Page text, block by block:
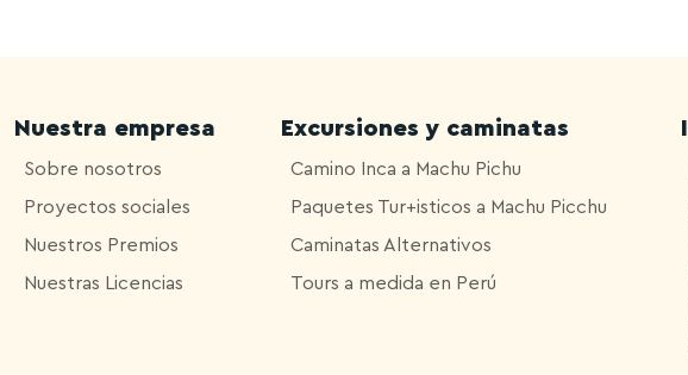
Nuestra empresa
Sobre nosotros
Proyectos sociales
Nuestros Premios
Nuestras Licencias
Excursiones y caminatas
Camino Inca a Machu Pichu
Paquetes Tur+isticos a Machu Picchu
Caminatas Alternativos
Tours a medida en Perú